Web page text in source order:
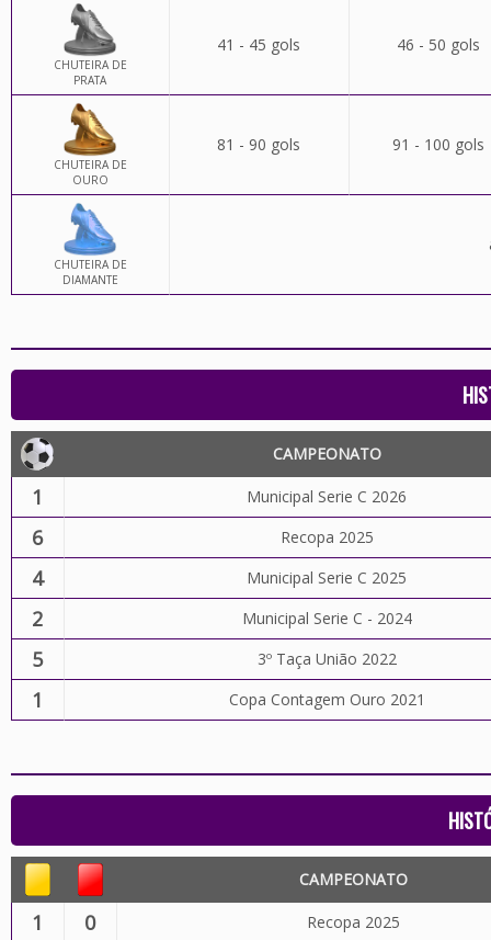
CHUTEIRA DE
PRATA
41 - 45 gols 46 - 50 gols
CHUTEIRA DE
OURO
81 - 90 gols 91 - 100 gols
CHUTEIRA DE
DIAMANTE
CAMPEONATO
1 Municipal Serie C 2026
6 Recopa 2025
4 Municipal Serie C 2025
2 Municipal Serie C - 2024
5 3º Taça União 2022
1 Copa Contagem Ouro 2021
CAMPEONATO
1 0 Recopa 2025